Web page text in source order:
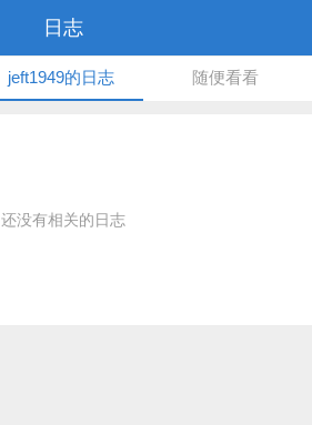
日志
jeft1949的日志 随便看看
还没有相关的日志